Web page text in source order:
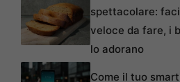
spettacolare:
veloce da fare, i
lo adorano
Come il tuo